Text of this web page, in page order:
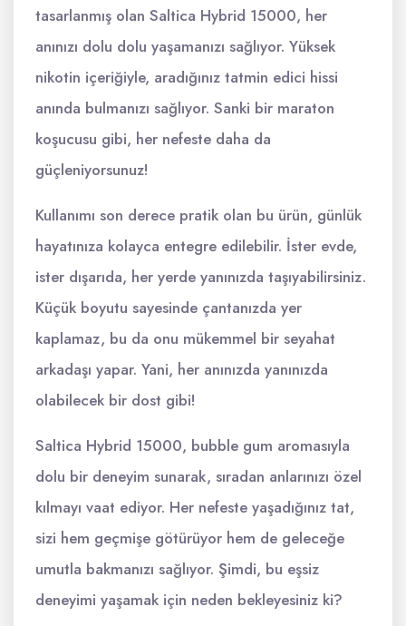
tasarlanmış olan Saltica Hybrid 15000, her
anınızı dolu dolu yaşamanızı sağlıyor. Yüksek
nikotin içeriğiyle, aradığınız tatmin edici hissi
anında bulmanızı sağlıyor. Sanki bir maraton
koşucusu gibi, her nefeste daha da
güçleniyorsunuz!
Kullanımı son derece pratik olan bu ürün, günlük
hayatınıza kolayca entegre edilebilir. İster evde,
ister dışarıda, her yerde yanınızda taşıyabilirsiniz.
Küçük boyutu sayesinde çantanızda yer
kaplamaz, bu da onu mükemmel bir seyahat
arkadaşı yapar. Yani, her anınızda yanınızda
olabilecek bir dost gibi!
Saltica Hybrid 15000, bubble gum aromasıyla
dolu bir deneyim sunarak, sıradan anlarınızı özel
kılmayı vaat ediyor. Her nefeste yaşadığınız tat,
sizi hem geçmişe götürüyor hem de geleceğe
umutla bakmanızı sağlıyor. Şimdi, bu eşsiz
deneyimi yaşamak için neden bekleyesiniz ki?